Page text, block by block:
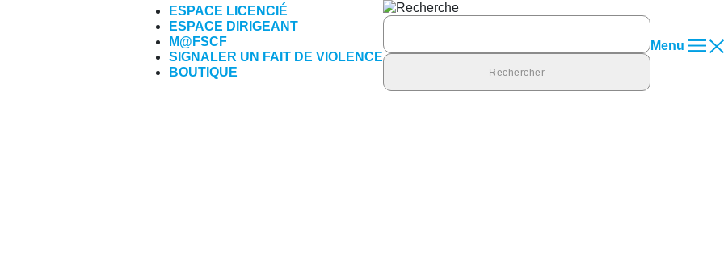
ESPACE LICENCIÉ
ESPACE DIRIGEANT
M@FSCF
SIGNALER UN FAIT DE VIOLENCE
BOUTIQUE
Rechercher :
Menu